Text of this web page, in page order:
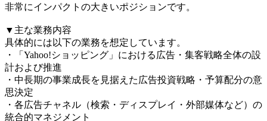
非常にインパクトの大きいポジションです。
▼主な業務内容
具体的には以下の業務を想定しています。
・「Yahoo!ショッピング」における広告・集客戦略全体の設
計および推進
・中長期の事業成長を見据えた広告投資戦略・予算配分の意
思決定
・各広告チャネル（検索・ディスプレイ・外部媒体など）の
統合的マネジメント